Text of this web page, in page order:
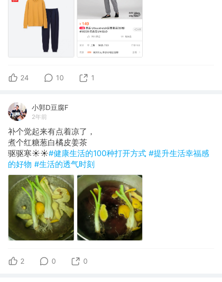
24 10 1
小郭D豆腐F
2年前
补个觉起来有点着凉了，
煮个红糖葱白橘皮姜茶
​驱驱寒☀️☀️#健康生活的100种打开方式 #提升生活幸福感
的好物 #生活的透气时刻
2 0 0